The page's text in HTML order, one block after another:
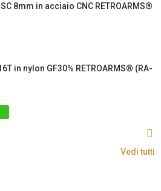
8mm in acciaio CNC RETROARMS®
in nylon GF30% RETROARMS® (RA-
Vedi tutti